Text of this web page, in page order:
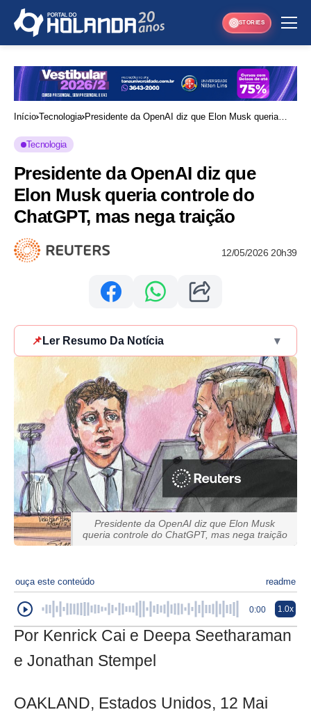
STORIES
Início Tecnologia Presidente da OpenAI diz que Elon Musk queria
Tecnologia
Presidente da OpenAI diz que
Elon Musk queria controle do
ChatGPT, mas nega traição
12/05/2026 20h39
📌 Ler Resumo Da Notícia ▾
Presidente da OpenAI diz que Elon Musk
queria controle do ChatGPT, mas nega traição
ouça este conteúdo readme
0:00 1.0x
Por Kenrick Cai e Deepa Seetharaman
e Jonathan Stempel
OAKLAND, Estados Unidos, 12 Mai